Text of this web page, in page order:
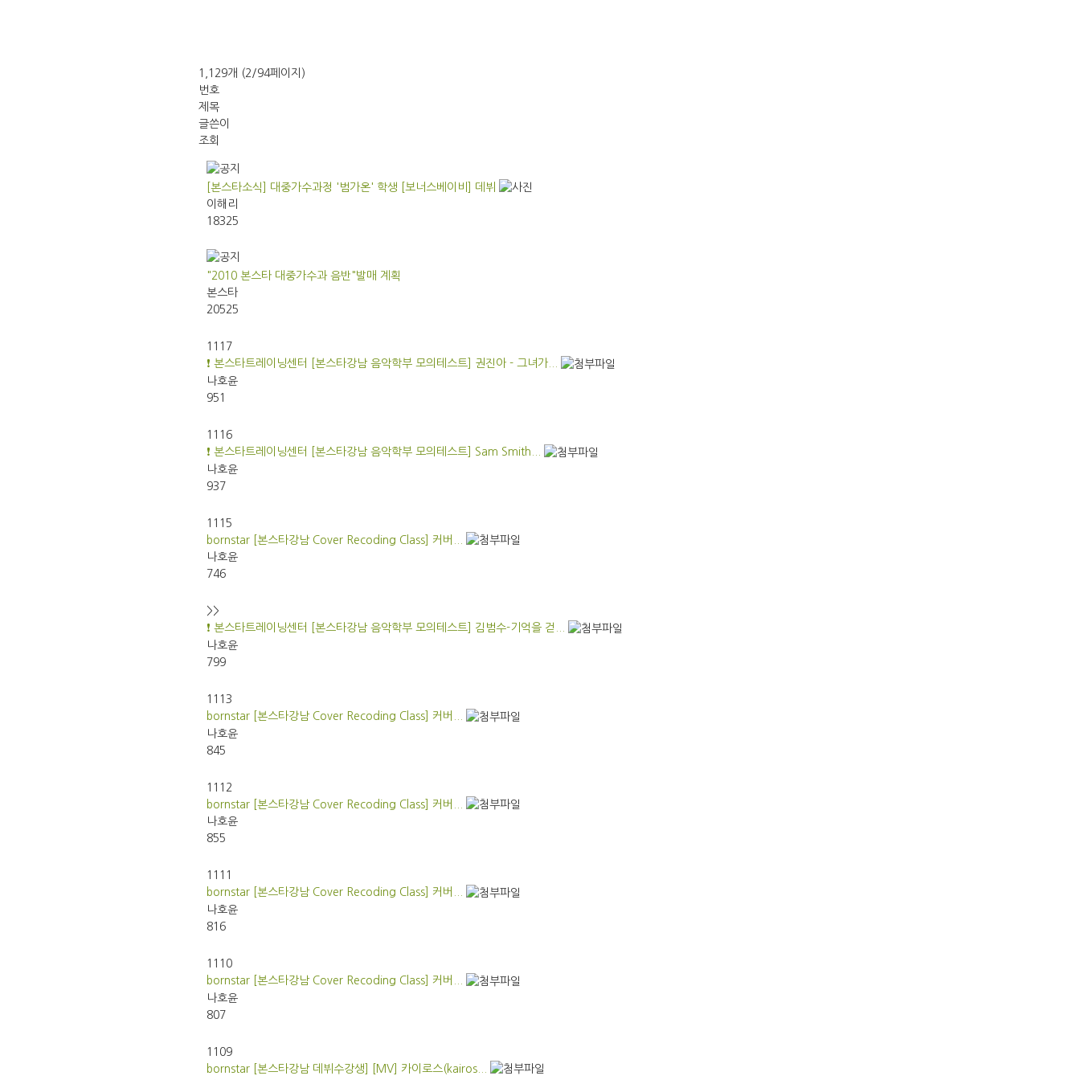
1,129개 (2/94페이지)
번호
제목
글쓴이
조회
[본스타소식] 대중가수과정 '범가온' 학생 [보너스베이비] 데뷔
이해리
18325
"2010 본스타 대중가수과 음반"발매 계획
본스타
20525
1117
❗ 본스타트레이닝센터 [본스타강남 음악학부 모의테스트] 권진아 - 그녀가...
나호윤
951
1116
❗ 본스타트레이닝센터 [본스타강남 음악학부 모의테스트] Sam Smith...
나호윤
937
1115
bornstar [본스타강남 Cover Recoding Class] 커버...
나호윤
746
>>
❗ 본스타트레이닝센터 [본스타강남 음악학부 모의테스트] 김범수-기억을 걷...
나호윤
799
1113
bornstar [본스타강남 Cover Recoding Class] 커버...
나호윤
845
1112
bornstar [본스타강남 Cover Recoding Class] 커버...
나호윤
855
1111
bornstar [본스타강남 Cover Recoding Class] 커버...
나호윤
816
1110
bornstar [본스타강남 Cover Recoding Class] 커버...
나호윤
807
1109
bornstar [본스타강남 데뷔수강생] [MV] 카이로스(kairos...